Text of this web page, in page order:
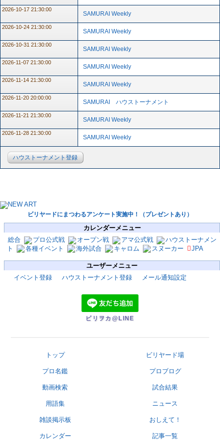
2026-10-17 21:30:00
SAMURAI Weekly
2026-10-24 21:30:00
SAMURAI Weekly
2026-10-31 21:30:00
SAMURAI Weekly
2026-11-07 21:30:00
SAMURAI Weekly
2026-11-14 21:30:00
SAMURAI Weekly
2026-11-20 20:00:00
SAMURAI ハウストーナメント
2026-11-21 21:30:00
SAMURAI Weekly
2026-11-28 21:30:00
SAMURAI Weekly
ハウストーナメント登録
ビリヤードにまつわるアンケート実施中！（プレゼントあり）
カレンダーメニュー
総合
プロ公式戦 オープン戦 アマ公式戦
ハウストーナメン
ト
各種イベント 海外試合 キャロム スヌーカー JPA
ユーザーメニュー
イベント登録
ハウストーナメント登録 メール通知設定
ビリヲカ@LINE
トップ ビリヤード場
プロ名鑑 プロブログ
動画検索 試合結果
用語集 ニュース
雑談掲示板 おしえて！
カレンダー 記事一覧